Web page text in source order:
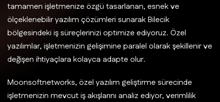
tamamen işletmenize özgü tasarlanan, esnek ve
ölçeklenebilir yazılım çözümleri sunarak Bilecik
bölgesindeki iş süreçlerinizi optimize ediyoruz. Özel
yazılımlar, işletmenizin gelişimine paralel olarak şekillenir ve
değişen ihtiyaçlara kolayca adapte olur.
Moonsoftnetworks, özel yazılım geliştirme sürecinde
işletmenizin mevcut iş akışlarını analiz ediyor, verimlilik